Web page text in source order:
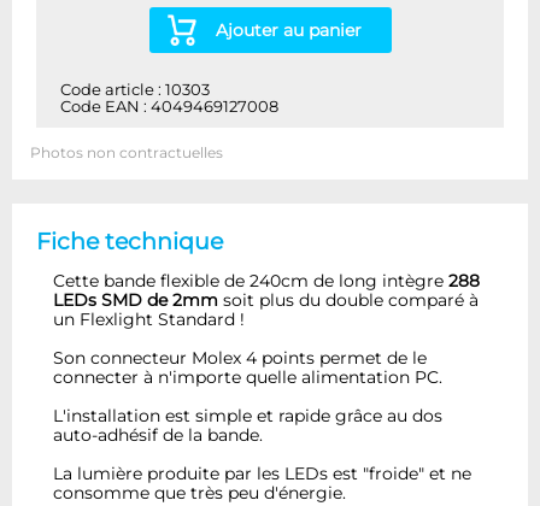
Ajouter au panier
Code article : 10303
Code EAN : 4049469127008
Photos non contractuelles
Fiche technique
Cette bande flexible de 240cm de long intègre288
LEDs SMD de 2mmsoit plus du double comparé à
un Flexlight Standard !
Son connecteur Molex 4 points permet de le
connecter à n'importe quelle alimentation PC.
L'installation est simple et rapide grâce au dos
auto-adhésif de la bande.
La lumière produite par les LEDs est "froide" et ne
consomme que très peu d'énergie.